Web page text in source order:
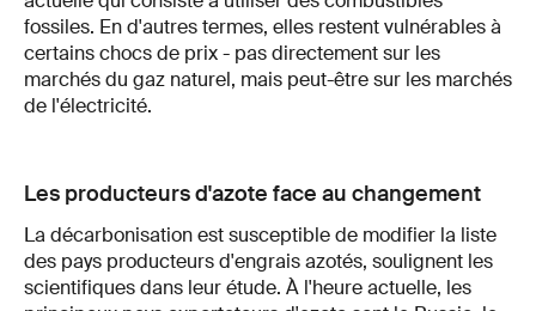
fossiles. En d'autres termes, elles restent vulnérables à
certains chocs de prix - pas directement sur les
marchés du gaz naturel, mais peut-être sur les marchés
de l'électricité.
Les producteurs d'azote face au changement
La décarbonisation est susceptible de modifier la liste
des pays producteurs d'engrais azotés, soulignent les
scientifiques dans leur étude. À l'heure actuelle, les